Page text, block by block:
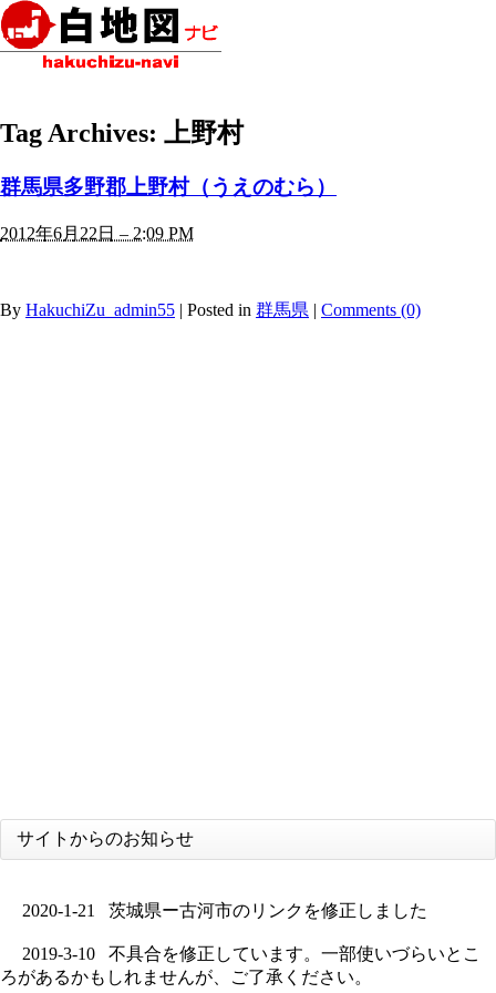
Tag Archives: 上野村
群馬県多野郡上野村（うえのむら）
2012年6月22日 – 2:09 PM
By HakuchiZu_admin55 | Posted in 群馬県 | Comments (0)
サイトからのお知らせ
2020-1-21 茨城県ー古河市のリンクを修正しました
2019-3-10
不具合を修正しています。一部使いづらいとこ
ろがあるかもしれませんが、ご了承ください。